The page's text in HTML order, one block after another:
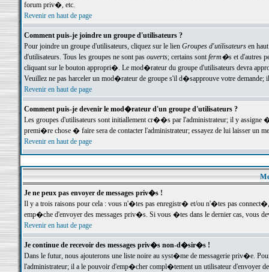
forum priv�, etc.
Revenir en haut de page
Comment puis-je joindre un groupe d'utilisateurs ?
Pour joindre un groupe d'utilisateurs, cliquez sur le lien Groupes d'utilisateursen haut
d'utilisateurs. Tous les groupes ne sont pas ouverts; certains sontferm�set d'autres
cliquant sur le bouton appropri�. Le mod�rateur du groupe d'utilisateurs devra
Veuillez ne pas harceler un mod�rateur de groupe s'il d�sapprouve votre demande;
Revenir en haut de page
Comment puis-je devenir le mod�rateur d'un groupe d'utilisateurs ?
Les groupes d'utilisateurs sont initiallement cr��s par l'administrateur; il y
premi�re chose � faire sera de contacter l'administrateur; essayez de lui laisser un
Revenir en haut de page
Je ne peux pas envoyer de messages priv�s !
Il y a trois raisons pour cela : vous n'�tes pas enregistr� et/ou n'�tes pas
emp�che d'envoyer des messages priv�s. Si vous �tes dans le dernier cas, vous
Revenir en haut de page
Je continue de recevoir des messages priv�s non-d�sir�s !
Dans le futur, nous ajouterons une liste noire au syst�me de messagerie priv�e.
l'administrateur; il a le pouvoir d'emp�cher compl�tement un utilisateur d'envoyer